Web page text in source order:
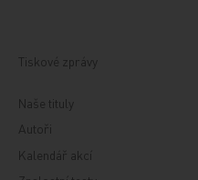
Tiskové zprávy
Naše tituly
Autoři
Kalendář akcí